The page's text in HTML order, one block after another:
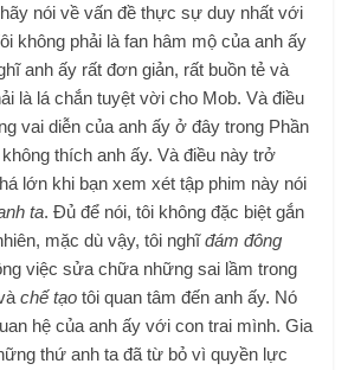
nói về vấn đề thực sự duy nhất với
không phải là fan hâm mộ của anh ấy
anh ấy rất đơn giản, rất buồn tẻ và
là lá chắn tuyệt vời cho Mob. Và điều
vai diễn của anh ấy ở đây trong Phần
thích anh ấy. Và điều này trở
lớn khi bạn xem xét tập phim này nói
ta. Đủ để nói, tôi không đặc biệt gắn
mặc dù vậy, tôi nghĩđám đông
việc sửa chữa những sai lầm trong
chế tạo tôi quan tâm đến anh ấy. Nó
hệ của anh ấy với con trai mình. Gia
thứ anh ta đã từ bỏ vì quyền lực